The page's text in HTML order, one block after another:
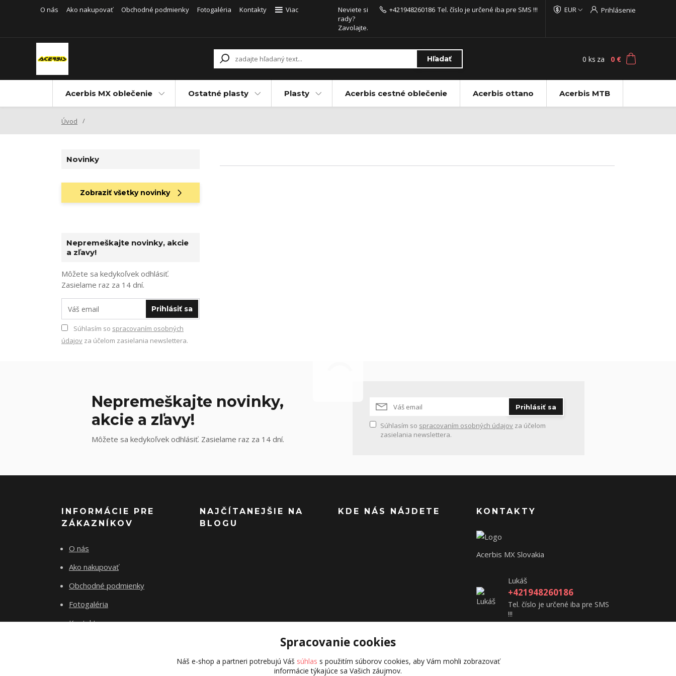
O nás Ako nakupovať Obchodné podmienky Fotogaléria Kontakty Viac EUR Prihlásenie
Hľadať
Neviete si
rady?
Zavolajte.
+421948260186 Tel. číslo je určené iba pre SMS !!!
0 ks za 0 €
Acerbis MX oblečenie Ostatné plasty Plasty Acerbis cestné oblečenie Acerbis ottano Acerbis MTB
Úvod
Novinky
Zobraziť všetky novinky
Nepremeškajte novinky, akcie
a zľavy!
Môžete sa kedykoľvek odhlásiť.
Zasielame raz za 14 dní.
Prihlásiť sa
Súhlasím so spracovaním osobných
údajov za účelom zasielania newslettera.
Nepremeškajte novinky,
akcie a zľavy!
Môžete sa kedykoľvek odhlásiť. Zasielame raz za 14 dní.
Prihlásiť sa
Súhlasím so spracovaním osobných údajov za účelom
zasielania newslettera.
INFORMÁCIE PRE
ZÁKAZNÍKOV
O nás
Ako nakupovať
Obchodné podmienky
Fotogaléria
Kontakty
NAJČÍTANEJŠIE NA
BLOGU
KDE NÁS NÁJDETE KONTAKTY
Acerbis MX Slovakia
Lukáš
+421948260186
Tel. číslo je určené iba pre SMS
!!!
Spracovanie cookies
Náš e-shop a partneri potrebujú Váš súhlas s použitím súborov cookies, aby Vám mohli zobrazovať
informácie týkajúce sa Vašich záujmov.